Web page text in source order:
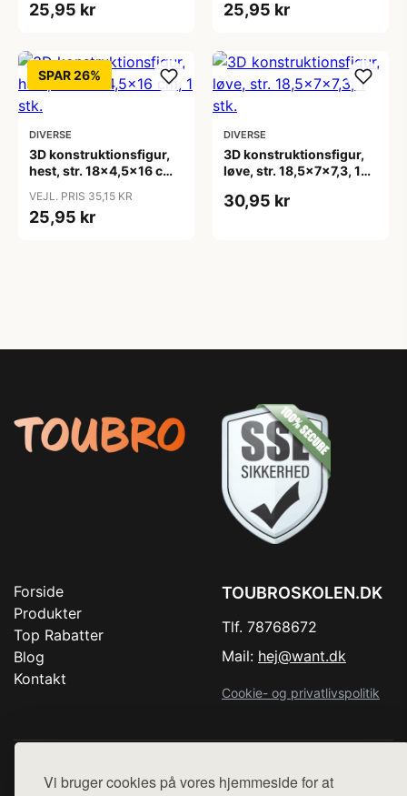
Vi bruger cookies på vores hjemmeside for at
25,95 kr 25,95 kr
SPAR 26%
DIVERSE
3D konstruktionsfigur,
hest, str. 18x4,5x16 cm,
VEJL. PRIS 35,15 KR
25,95 kr
DIVERSE
3D konstruktionsfigur,
løve, str. 18,5x7x7,3, 1
30,95 kr
Forside
Produkter
Top Rabatter
Blog
Kontakt
TOUBROSKOLEN.DK
Tlf. 78768672
Mail: hej@want.dk
Cookie- og privatlivspolitik
Denne side er en del af want.dk, der udgiver en række